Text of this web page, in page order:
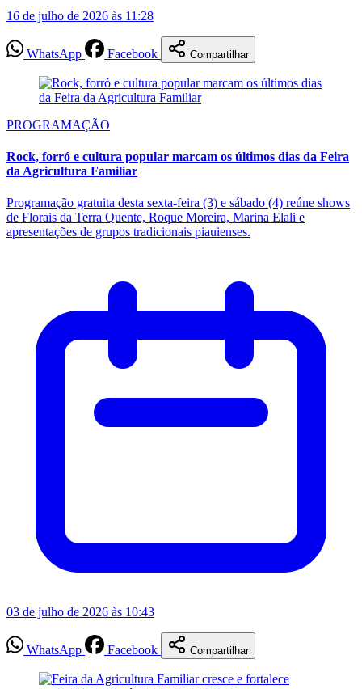
16 de julho de 2026 às 11:28
WhatsApp Facebook Compartilhar
PROGRAMAÇÃO
Rock, forró e cultura popular marcam os últimos dias da Feira
da Agricultura Familiar
Programação gratuita desta sexta-feira (3) e sábado (4) reúne shows
de Florais da Terra Quente, Roque Moreira, Marina Elali e
apresentações de grupos tradicionais piauienses.
03 de julho de 2026 às 10:43
WhatsApp Facebook Compartilhar